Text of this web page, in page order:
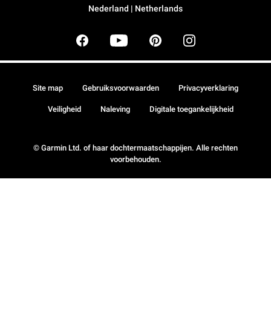
Nederland | Netherlands
© Garmin Ltd. of haar dochtermaatschappijen. Alle rechten
voorbehouden.
Site map Gebruiksvoorwaarden Privacyverklaring
Veiligheid Naleving Digitale toegankelijkheid